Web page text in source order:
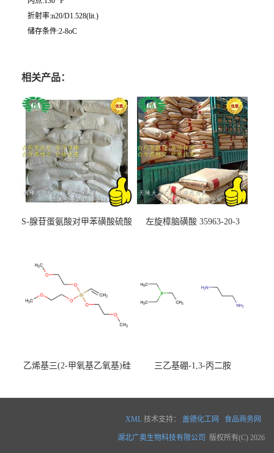
折射率:n20/D1.528(lit.)
储存条件:2-8oC
相关产品：
S-腺苷蛋氨酸对甲苯磺酸硫酸
左旋樟脑磺酸 35963-20-3
乙烯基三(2-甲氧基乙氧基)硅
三乙基硼-1,3-丙二胺
XML 技术支持： 盖德化工网 食品商务网
湖北广奥生物科技有限公司 版权所有(C) 2026